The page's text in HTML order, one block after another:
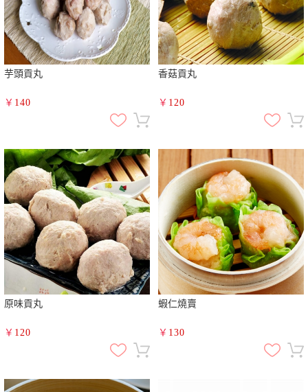
芋頭貢丸
￥ 140
香菇貢丸
￥ 120
原味貢丸
￥ 120
蝦仁燒賣
￥ 130